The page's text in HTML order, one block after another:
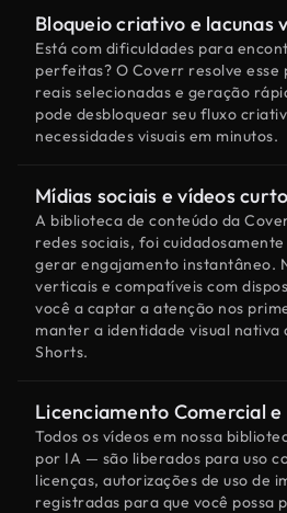
Bloqueio criativo e lacunas
Está com dificuldades para
perfeitas? O Coverr resolve esse
reais selecionadas e geração
pode desbloquear seu fluxo
necessidades visuais em minutos.
Mídias sociais e vídeos
A biblioteca de conteúdo da
redes sociais, foi
gerar engajamento instantâneo.
verticais e compatíveis com
você a captar a atenção nos
manter a identidade visual nativa
Shorts.
Licenciamento Comercial e
Todos os vídeos em nossa
por IA — são liberados para uso
licenças, autorizações de uso de
registradas para que você possa